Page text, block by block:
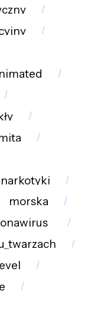
narkotyki
morska